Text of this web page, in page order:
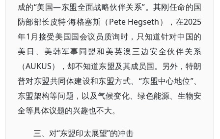
成的“美国—东盟全面战略伙伴关系”。其刚任命的国
防部部长皮特·海格塞斯（Pete Hegseth），在2025
年1月接受美国国会议员质询时，只知道针对中国的
美日、美韩军事同盟和美英澳三边安全伙伴关系
（AUKUS），却不知道东盟及其成员国。另外，特朗
普对东盟共同体建设和东盟方式、“东盟中心地位”、
东盟架构等问题，以及气候变化、绿色能源、生物安
全等具体议题的兴趣也不大。
三、对“东盟印太展望”的冲击